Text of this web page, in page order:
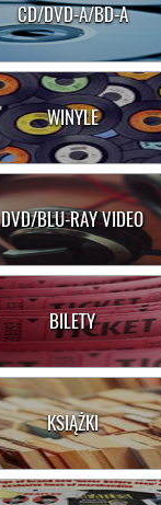
CD/DVD-A/BD-A
WINYLE
DVD/BLU-RAY VIDEO
BILETY
KSIĄŻKI